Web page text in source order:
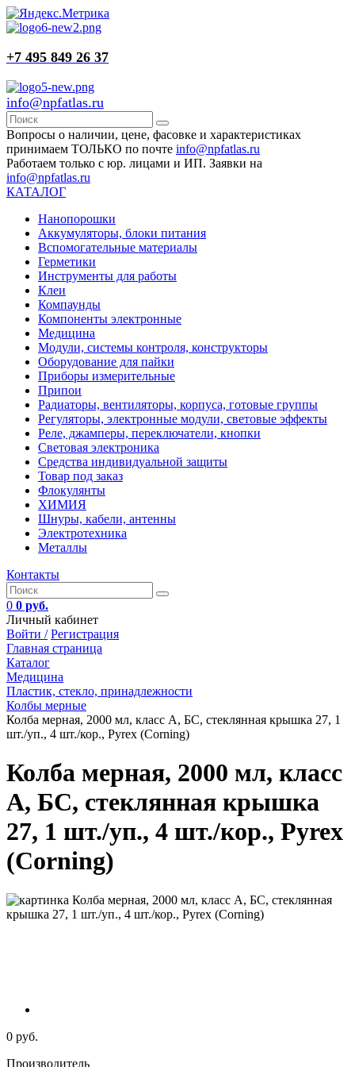
+7 495 849 26 37
info@npfatlas.ru
Вопросы о наличии, цене, фасовке и характеристиках
принимаем ТОЛЬКО по почте info@npfatlas.ru
Работаем только с юр. лицами и ИП. Заявки на
info@npfatlas.ru
КАТАЛОГ
Нанопорошки
Аккумуляторы, блоки питания
Вспомогательные материалы
Герметики
Инструменты для работы
Клеи
Компаунды
Компоненты электронные
Медицина
Модули, системы контроля, конструкторы
Оборудование для пайки
Приборы измерительные
Припои
Радиаторы, вентиляторы, корпуса, готовые группы
Регуляторы, электронные модули, световые эффекты
Реле, джамперы, переключатели, кнопки
Световая электроника
Средства индивидуальной защиты
Товар под заказ
Флокулянты
ХИМИЯ
Шнуры, кабели, антенны
Электротехника
Металлы
Контакты
0 0 руб.
Личный кабинет
Войти / Регистрация
Главная страница
Каталог
Медицина
Пластик, стекло, принадлежности
Колбы мерные
Колба мерная, 2000 мл, класс А, БС, стеклянная крышка 27, 1
шт./уп., 4 шт./кор., Pyrex (Corning)
Колба мерная, 2000 мл, класс
А, БС, стеклянная крышка
27, 1 шт./уп., 4 шт./кор., Pyrex
(Corning)
0 руб.
Производитель